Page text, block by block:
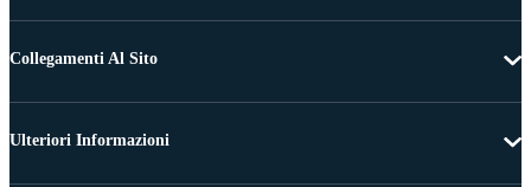
Collegamenti Al Sito
Ulteriori Informazioni